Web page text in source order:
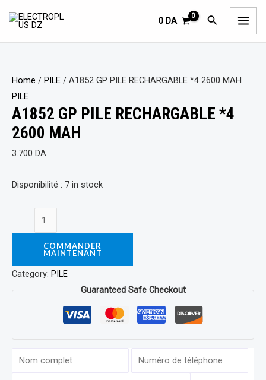
contenu
0DA Rechercher
Home / PILE / A1852 GP PILE RECHARGABLE *4 2600 MAH
PILE
A1852 GP PILE RECHARGABLE *4
2600 MAH
3.700 DA
Disponibilité : 7 in stock
GP
PILE
quantity
COMMANDER
MAINTENANT
Category: PILE
Guaranteed Safe Checkout